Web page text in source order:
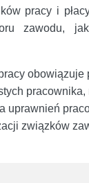
pracy i
zawodu,
pracownika,
uprawnień
związków